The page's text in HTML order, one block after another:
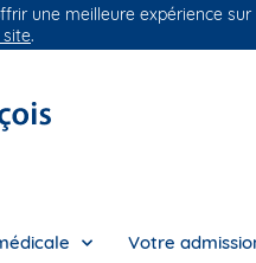
Votre
une meilleure expérience
.